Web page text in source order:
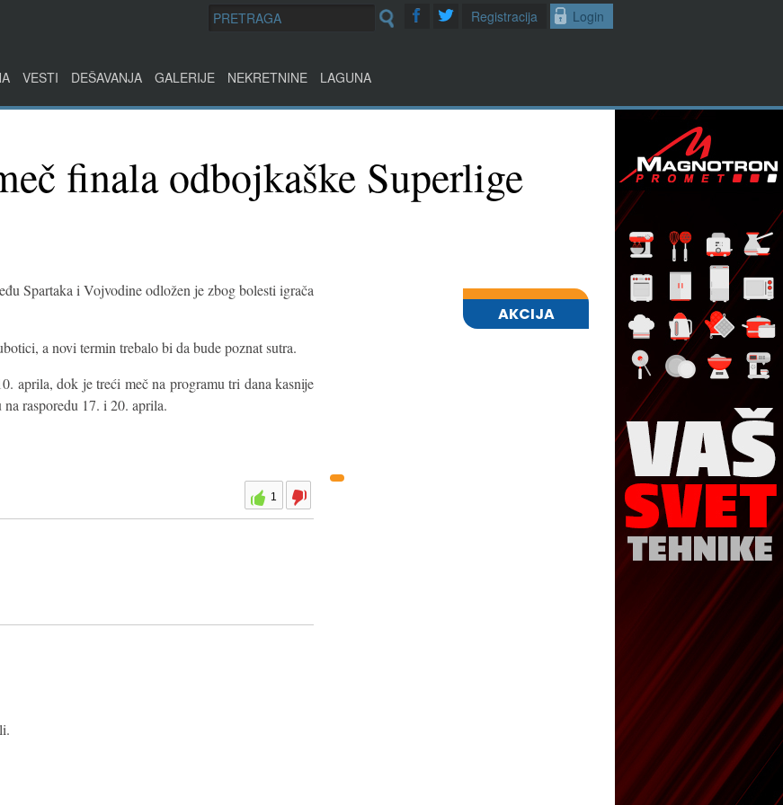
Login
Registracija
VESTI DEŠAVANJA GALERIJE NEKRETNINE LAGUNA
finala odbojkaške Superlige
Spartaka i Vojvodine odložen je zbog bolesti igrača
a novi termin trebalo bi da bude poznat sutra.
aprila, dok je treći meč na programu tri dana kasnije
rasporedu 17. i 20. aprila.
1